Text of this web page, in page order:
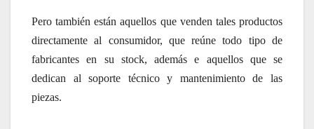
Pero también están aquellos que venden tales productos
directamente al consumidor, que reúne todo tipo de
fabricantes en su stock, además e aquellos que se
dedican al soporte técnico y mantenimiento de las
piezas.